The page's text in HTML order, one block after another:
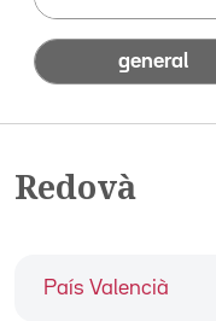
general
Redovà
País Valencià